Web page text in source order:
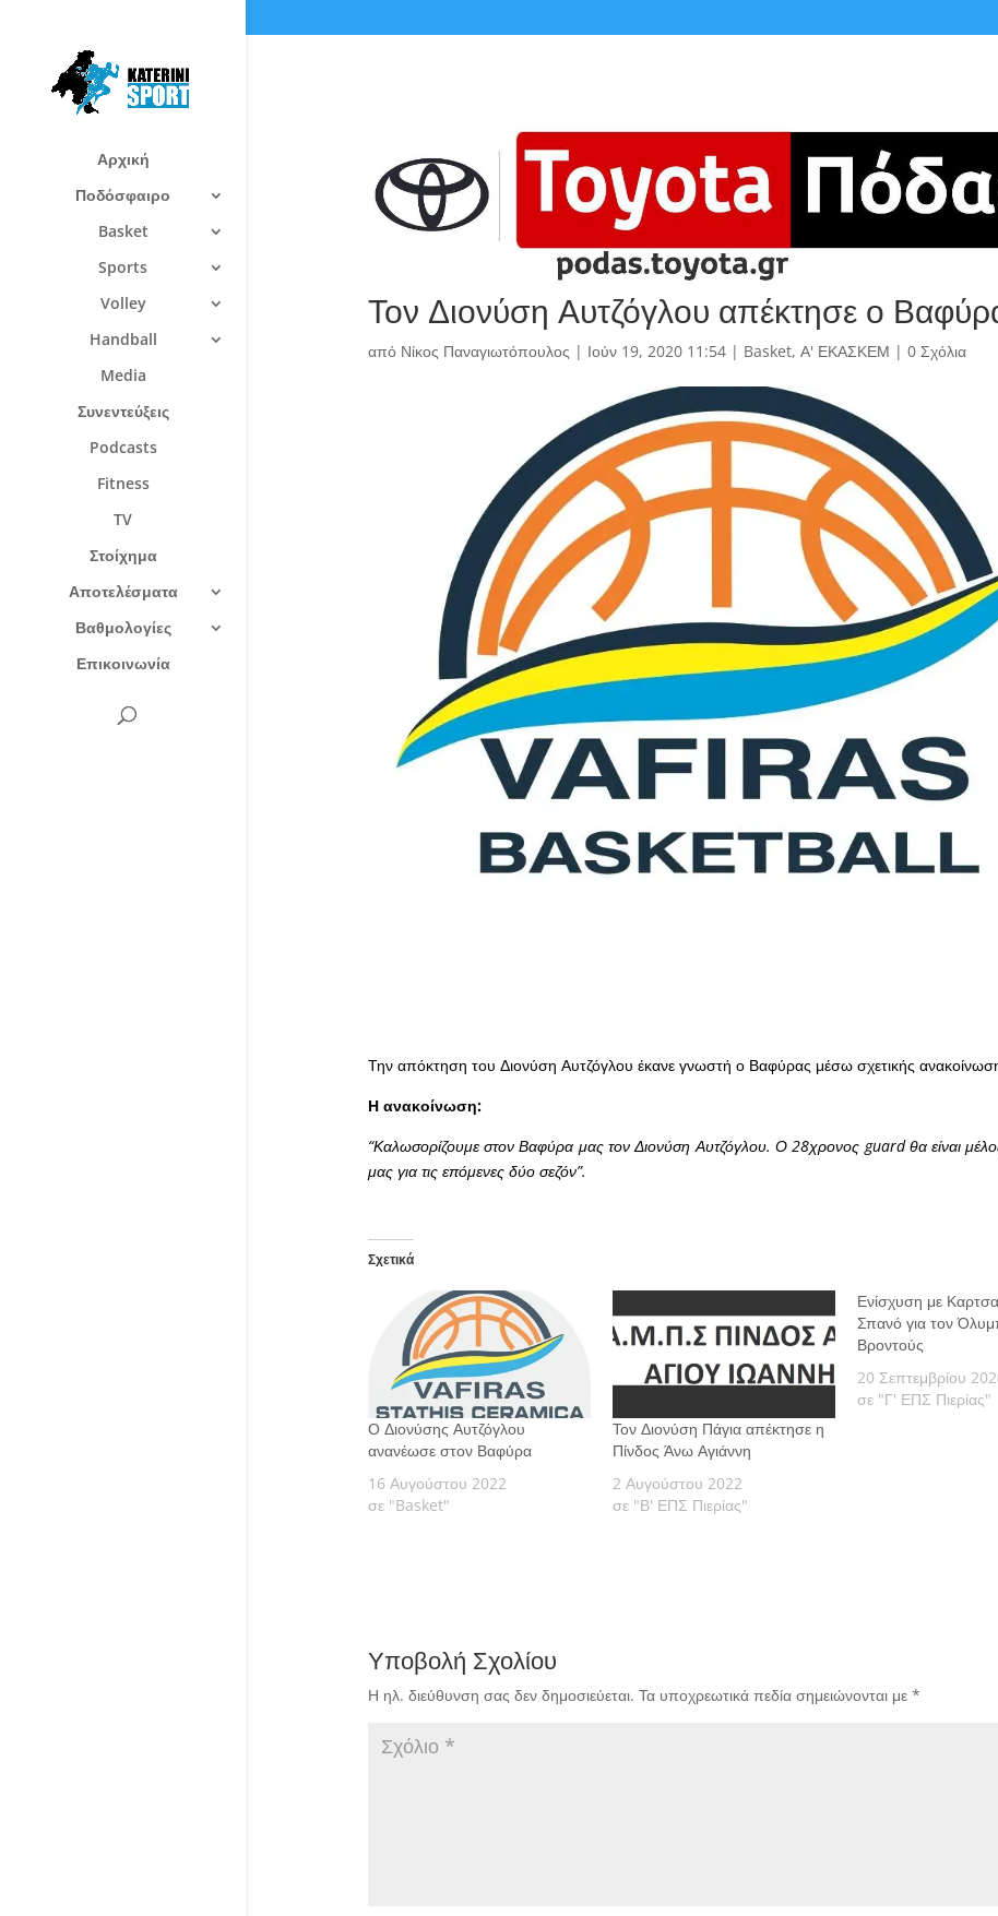
Αρχική
Ποδόσφαιρο
Basket
Sports
Volley
Handball
Media
Συνεντεύξεις
Podcasts
Fitness
TV
Στοίχημα
Αποτελέσματα
Βαθμολογίες
Επικοινωνία
Τον Διονύση Αυτζόγλου απέκτησε ο
από Νίκος Παναγιωτόπουλος | Ιούν 19, 2020 11:54| Basket, Α' ΕΚΑΣΚΕΜ | 0 Σχόλια
Την απόκτηση του Διονύση Αυτζόγλου έκανε γνωστή ο Βαφύρας μέσω σχετικής
Η ανακοίνωση:
“Καλωσορίζουμε στον Βαφύρα μας τον Διονύση Αυτζόγλου. Ο 28χρονος guard θα είναι
μας για τις επόμενες δύο σεζόν”.
Σχετικά
Ο Διονύσης Αυτζόγλου
ανανέωσε στον Βαφύρα
16 Αυγούστου 2022
σε "Basket"
Τον Διονύση Πάγια απέκτησε η
Πίνδος Άνω Αγιάννη
2 Αυγούστου 2022
σε "Β' ΕΠΣ Πιερίας"
Ενίσχυση με
Σπανό για τον
Βροντούς
20 Σεπτεμβρίου
σε "Γ' ΕΠΣ Πιερίας"
Υποβολή Σχολίου
Η ηλ. διεύθυνση σας δεν δημοσιεύεται. Τα υποχρεωτικά πεδία σημειώνονται με *